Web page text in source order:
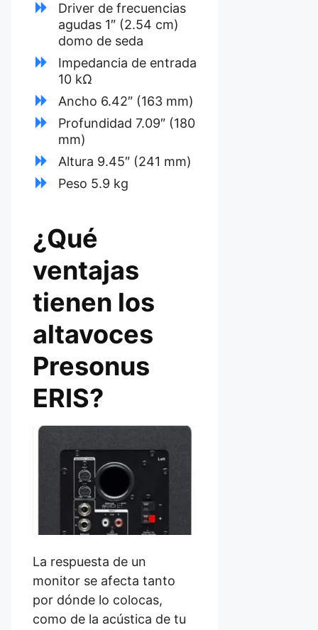
Driver de frecuencias
agudas 1″ (2.54 cm)
domo de seda
Impedancia de entrada
10 kΩ
Ancho 6.42″ (163 mm)
Profundidad 7.09″ (180
mm)
Altura 9.45″ (241 mm)
Peso 5.9 kg
¿Qué
ventajas
tienen los
altavoces
Presonus
ERIS?
La respuesta de un
monitor se afecta tanto
por dónde lo colocas,
como de la acústica de tu